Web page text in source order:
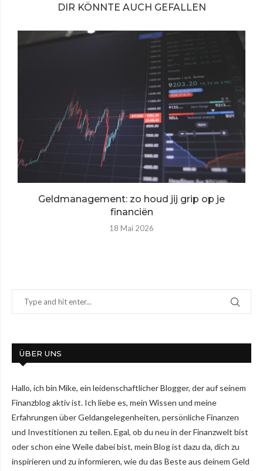
DIR KÖNNTE AUCH GEFALLEN
Geldmanagement: zo houd jij grip op je
financiën
18 Mai 2026
ÜBER UNS
Hallo, ich bin Mike, ein leidenschaftlicher Blogger, der auf seinem
Finanzblog aktiv ist. Ich liebe es, mein Wissen und meine
Erfahrungen über Geldangelegenheiten, persönliche Finanzen
und Investitionen zu teilen. Egal, ob du neu in der Finanzwelt bist
oder schon eine Weile dabei bist, mein Blog ist dazu da, dich zu
inspirieren und zu informieren, wie du das Beste aus deinem Geld